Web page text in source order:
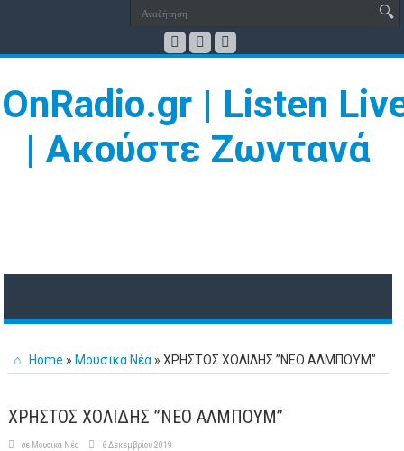
Home » Μουσικά Νέα » ΧΡΗΣΤΟΣ ΧΟΛΙΔΗΣ ”ΝΕΟ ΑΛΜΠΟΥΜ”
ΧΡΗΣΤΟΣ ΧΟΛΙΔΗΣ ”ΝΕΟ ΑΛΜΠΟΥΜ”
σε Μουσικά Νέα 6 Δεκεμβρίου 2019